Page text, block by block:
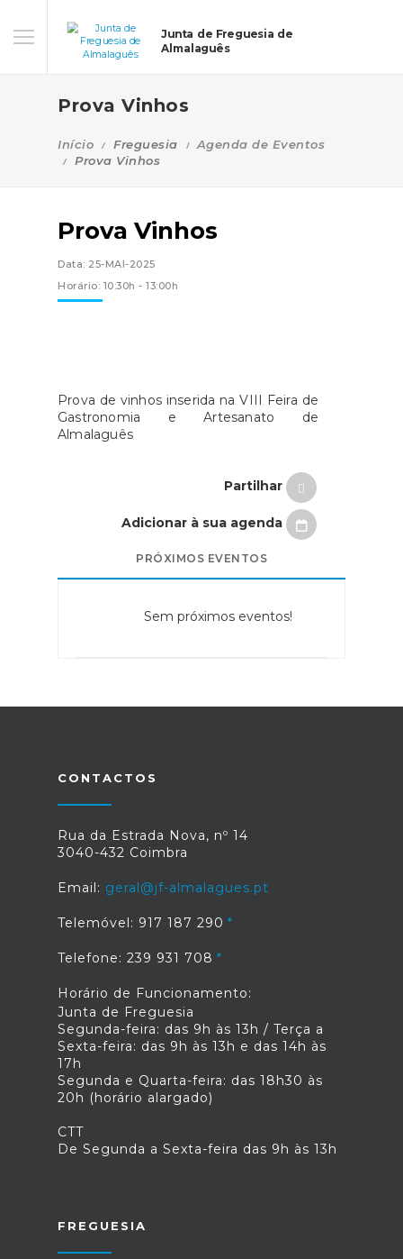
Junta de Freguesia de
Almalaguês
Prova Vinhos
Início Freguesia
Agenda de Eventos
Prova Vinhos
Prova Vinhos
Data: 25-MAI-2025
Horário: 10:30h - 13:00h
Prova de vinhos inserida na VIII Feira de
Gastronomia e Artesanato de
Almalaguês
Partilhar
Adicionar à sua agenda
PRÓXIMOS EVENTOS
Sem próximos eventos!
CONTACTOS
Rua da Estrada Nova, nº 14
3040-432 Coimbra
Email: geral@jf-almalagues.pt
Telemóvel: 917 187 290
Telefone: 239 931 708
Horário de Funcionamento:
Junta de Freguesia
Segunda-feira: das 9h às 13h / Terça a
Sexta-feira: das 9h às 13h e das 14h às
17h
Segunda e Quarta-feira: das 18h30 às
20h (horário alargado)
CTT
De Segunda a Sexta-feira das 9h às 13h
FREGUESIA